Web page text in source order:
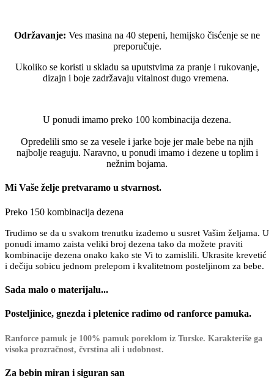
Održavanje: Ves masina na 40 stepeni, hemijsko čisćenje se ne
preporučuje.
Ukoliko se koristi u skladu sa uputstvima za pranje i rukovanje,
dizajn i boje zadržavaju vitalnost dugo vremena.
U ponudi imamo preko 100 kombinacija dezena.
Opredelili smo se za vesele i jarke boje jer male bebe na njih
najbolje reaguju. Naravno, u ponudi imamo i dezene u toplim i
nežnim bojama.
Mi Vaše želje pretvaramo u stvarnost.
Preko 150 kombinacija dezena
Trudimo se da u svakom trenutku izađemo u susret Vašim željama. U
ponudi imamo zaista veliki broj dezena tako da možete praviti
kombinacije dezena onako kako ste Vi to zamislili. Ukrasite krevetić
i dečiju sobicu jednom prelepom i kvalitetnom posteljinom za bebe.
Sada malo o materijalu...
Posteljinice, gnezda i pletenice radimo od ranforce pamuka.
Ranforce pamuk je 100% pamuk poreklom iz Turske. Karakteriše ga
visoka prozračnost, čvrstina ali i udobnost.
Za bebin miran i siguran san